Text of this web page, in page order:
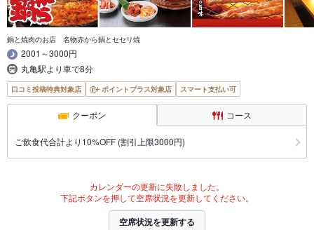
鍋と焼肉のお店 名物赤から鍋とセセリ焼
2001～3000円
丸亀駅より車で8分
口コミ投稿特典対象店 ポイントプラス対象店 スマート支払い可
クーポン コース
ご飲食代合計より10%OFF (割引上限3000円)
カレンダーの更新に失敗しました。
下記ボタンを押して空席状況を更新してください。
空席状況を更新する